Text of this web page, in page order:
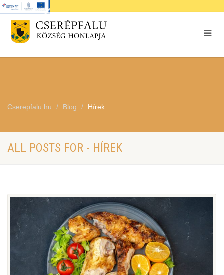
Cserepfalu.hu Blog Hírek
ALL POSTS FOR - HÍREK